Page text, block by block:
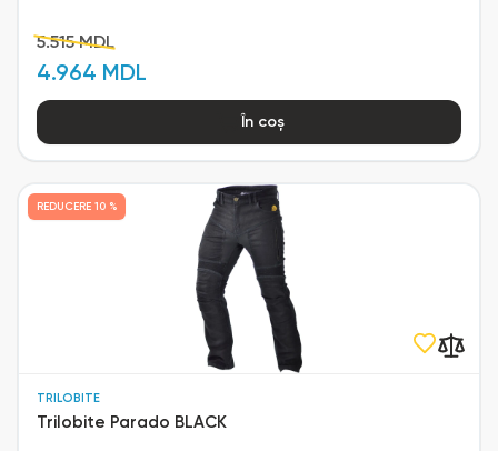
5.515 MDL
4.964 MDL
În coș
TRILOBITE
Trilobite Parado BLACK
REDUCERE 10 %